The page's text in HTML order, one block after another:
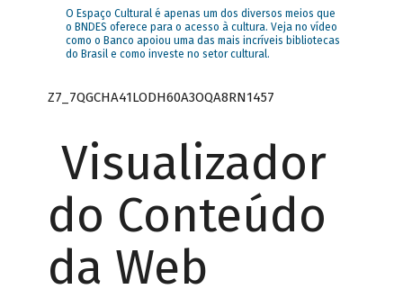
O Espaço Cultural é apenas um dos diversos meios que
o BNDES oferece para o acesso à cultura. Veja no vídeo
como o Banco apoiou uma das mais incríveis bibliotecas
do Brasil e como investe no setor cultural.
Z7_7QGCHA41LODH60A3OQA8RN1457
Visualizador
do Conteúdo
da Web